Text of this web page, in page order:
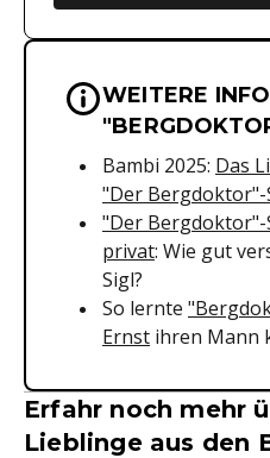
Wichtige
WEITERE
Bambi 2025: Das
"Der Bergdoktor"-
"Der
privat: Wie gut
Sigl?
So lernte
Ernst ihren Mann
Erfahr noch mehr
Lieblinge aus den